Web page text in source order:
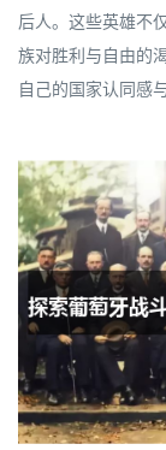
后人。这些英雄不
族对胜利与自由的
自己的国家认同感